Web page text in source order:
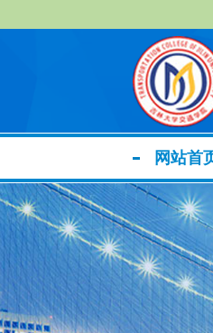
网站首